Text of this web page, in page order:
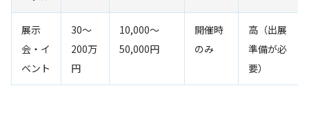
展示
会・イ
ベント
30〜
200万
円
10,000〜
50,000円
開催時
のみ
高（出展
準備が必
要）